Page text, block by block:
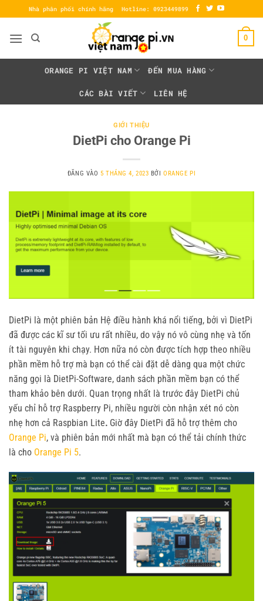
qua
nội
Nhà phân phối chính hãng Hotline: 0923449899
0
ORANGE PI VIỆT NAM ĐẾN MUA HÀNG
CÁC BÀI VIẾT LIÊN HỆ
GIỚI THIỆU
DietPi cho Orange Pi
ĐĂNG VÀO 5 THÁNG 4, 2023 BỞIORANGE PI
DietPi là một phiên bản Hệ điều hành khá nổi tiếng, bởi vì DietPi
đã được các kĩ sư tối ưu rất nhiều, do vậy nó vô cùng nhẹ và tốn
ít tài nguyên khi chạy. Hơn nữa nó còn được tích hợp theo nhiều
phần mềm hỗ trợ mà bạn có thể cài đặt dễ dàng qua một chức
năng gọi là DietPi-Software, danh sách phần mềm bạn có thể
tham khảo bên dưới. Quan trọng nhất là trước đây DietPi chủ
yếu chỉ hỗ trợ Raspberry Pi, nhiều người còn nhận xét nó còn
nhẹ hơn cả Raspbian Lite. Giờ đây DietPi đã hỗ trợ thêm cho
Orange Pi, và phiên bản mới nhất mà bạn có thể tải chính thức
là cho Orange Pi 5.